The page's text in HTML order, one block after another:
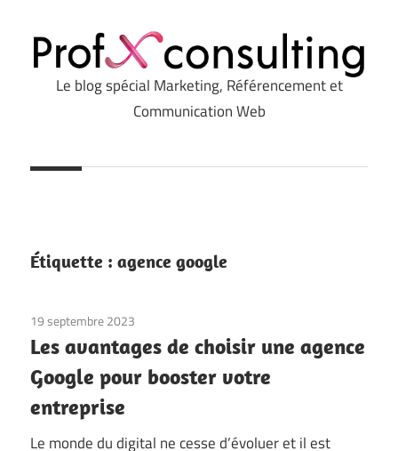
Profxconsulting.com
Le blog spécial Marketing, Référencement et
Communication Web
Étiquette : agence google
19 septembre 2023
Les avantages de choisir une agence
Google pour booster votre
entreprise
Le monde du digital ne cesse d’évoluer et il est